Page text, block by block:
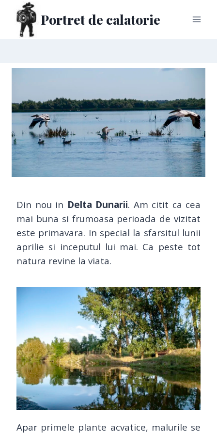
Portret de calatorie
Din nou in Delta Dunarii. Am citit ca cea
mai buna si frumoasa perioada de vizitat
este primavara. In special la sfarsitul lunii
aprilie si inceputul lui mai. Ca peste tot
natura revine la viata.
Apar primele plante acvatice, malurile se